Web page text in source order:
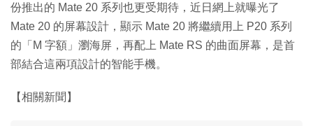
份推出的 Mate 20 系列也更受期待，近日網上就曝光了
Mate 20 的屏幕設計，顯示 Mate 20 將繼續用上 P20 系列
的「M 字額」瀏海屏，再配上 Mate RS 的曲面屏幕，是首
部結合這兩項設計的智能手機。
【相關新聞】